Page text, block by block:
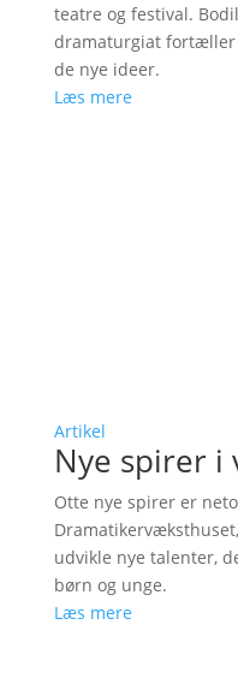
teatre og festival.
dramaturgiat fortæller
de nye ideer.
Læs mere
Artikel
Nye spirer
Otte nye spirer er
udvikle nye talenter,
børn og unge.
Læs mere